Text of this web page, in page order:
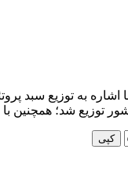
برقی برای کودکان مقیم در شیرخوارگاه‌ها
کپی